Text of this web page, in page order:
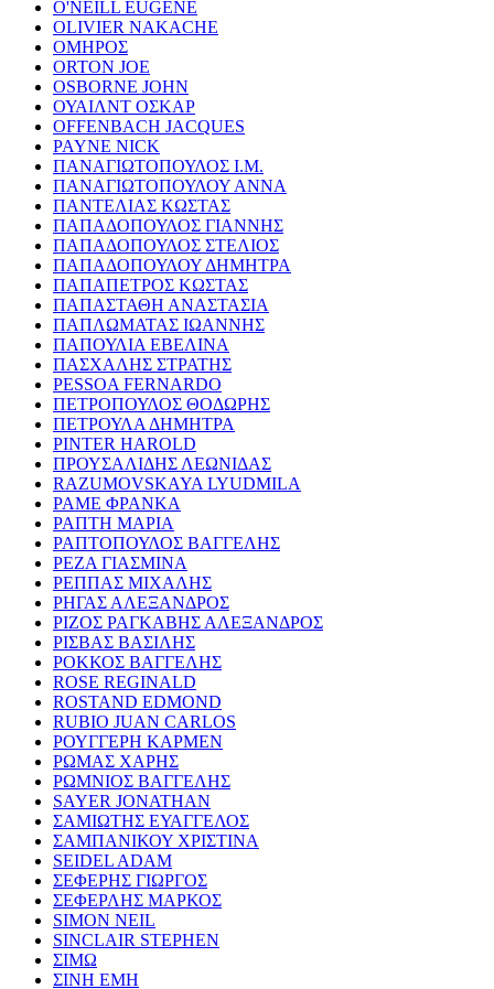
O'NEILL EUGENE
OLIVIER NAKACHE
ΟΜΗΡΟΣ
ORTON JOE
OSBORNE JOHN
ΟΥΑΙΛΝΤ ΟΣΚΑΡ
OFFENBACH JACQUES
PAYNE NICK
ΠΑΝΑΓΙΩΤΟΠΟΥΛΟΣ Ι.Μ.
ΠΑΝΑΓΙΩΤΟΠΟΥΛΟΥ ΑΝΝΑ
ΠΑΝΤΕΛΙΑΣ ΚΩΣΤΑΣ
ΠΑΠΑΔΟΠΟΥΛΟΣ ΓΙΑΝΝΗΣ
ΠΑΠΑΔΟΠΟΥΛΟΣ ΣΤΕΛΙΟΣ
ΠΑΠΑΔΟΠΟΥΛΟΥ ΔΗΜΗΤΡΑ
ΠΑΠΑΠΕΤΡΟΣ ΚΩΣΤΑΣ
ΠΑΠΑΣΤΑΘΗ ΑΝΑΣΤΑΣΙΑ
ΠΑΠΛΩΜΑΤΑΣ ΙΩΑΝΝΗΣ
ΠΑΠΟΥΛΙΑ ΕΒΕΛΙΝΑ
ΠΑΣΧΑΛΗΣ ΣΤΡΑΤΗΣ
PESSOA FERNARDO
ΠΕΤΡΟΠΟΥΛΟΣ ΘΟΔΩΡΗΣ
ΠΕΤΡΟΥΛΑ ΔΗΜΗΤΡΑ
PINTER HAROLD
ΠΡΟΥΣΑΛΙΔΗΣ ΛΕΩΝΙΔΑΣ
RAZUMOVSKAYA LYUDMILA
ΡΑΜΕ ΦΡΑΝΚΑ
ΡΑΠΤΗ ΜΑΡΙΑ
ΡΑΠΤΟΠΟΥΛΟΣ ΒΑΓΓΕΛΗΣ
ΡΕΖΑ ΓΙΑΣΜΙΝΑ
ΡΕΠΠΑΣ ΜΙΧΑΛΗΣ
ΡΗΓΑΣ ΑΛΕΞΑΝΔΡΟΣ
ΡΙΖΟΣ ΡΑΓΚΑΒΗΣ ΑΛΕΞΑΝΔΡΟΣ
ΡΙΣΒΑΣ ΒΑΣΙΛΗΣ
ΡΟΚΚΟΣ ΒΑΓΓΕΛΗΣ
ROSE REGINALD
ROSTAND EDMOND
RUBIO JUAN CARLOS
ΡΟΥΓΓΕΡΗ ΚΑΡΜΕΝ
ΡΩΜΑΣ ΧΑΡΗΣ
ΡΩΜΝΙΟΣ ΒΑΓΓΕΛΗΣ
SAYER JONATHAN
ΣΑΜΙΩΤΗΣ ΕΥΑΓΓΕΛΟΣ
ΣΑΜΠΑΝΙΚΟΥ ΧΡΙΣΤΙΝΑ
SEIDEL ADAM
ΣΕΦΕΡΗΣ ΓΙΩΡΓΟΣ
ΣΕΦΕΡΛΗΣ ΜΑΡΚΟΣ
SIMON NEIL
SINCLAIR STEPHEN
ΣΙΜΩ
ΣΙΝΗ ΕΜΗ